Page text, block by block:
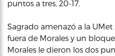
puntos a tres, 20-17.
Sagrado amenazó a la UMet
fuera de Morales y un
Morales le dieron los dos